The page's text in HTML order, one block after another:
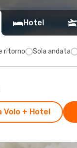
Hotel
ritorno Sola andata
Volo + Hotel